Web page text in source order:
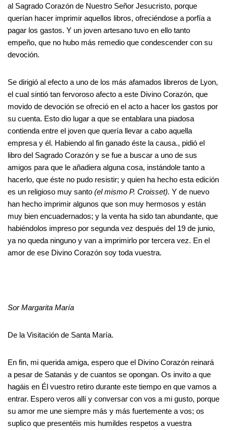
al Sagrado Corazón de Nuestro Señor Jesucristo, porque
querían hacer imprimir aquellos libros, ofreciéndose a porfía a
pagar los gastos. Y un joven artesano tuvo en ello tanto
empeño, que no hubo más remedio que condescender con su
devoción.
Se dirigió al efecto a uno de los más afamados libreros de Lyon,
el cual sintió tan fervoroso afecto a este Divino Corazón, que
movido de devoción se ofreció en el acto a hacer los gastos por
su cuenta. Esto dio lugar a que se entablara una piadosa
contienda entre el joven que quería llevar a cabo aquella
empresa y él. Habiendo al fin ganado éste la causa., pidió el
libro del Sagrado Corazón y se fue a buscar a uno de sus
amigos para que le añadiera alguna cosa, instándole tanto a
hacerlo, que éste no pudo resistir; y quien ha hecho esta edición
es un religioso muy santo (el mismo P. Croisset). Y de nuevo
han hecho imprimir algunos que son muy hermosos y están
muy bien encuadernados; y la venta ha sido tan abundante, que
habiéndolos impreso por segunda vez después del 19 de junio,
ya no queda ninguno y van a imprimirlo por tercera vez. En el
amor de ese Divino Corazón soy toda vuestra.
Sor Margarita María
De la Visitación de Santa María.
En fin, mi querida amiga, espero que el Divino Corazón reinará
a pesar de Satanás y de cuantos se opongan. Os invito a que
hagáis en Él vuestro retiro durante este tiempo en que vamos a
entrar. Espero veros allí y conversar con vos a mi gusto, porque
su amor me une siempre más y más fuertemente a vos; os
suplico que presentéis mis humildes respetos a vuestra